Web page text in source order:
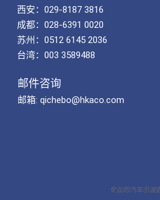
西安：029-8187 3816
成都：028-6391 0020
苏州：0512 6145 2036
台湾：003 3589488
邮件咨询
邮箱: qichebo@hkaco.com
专业的汽车示波